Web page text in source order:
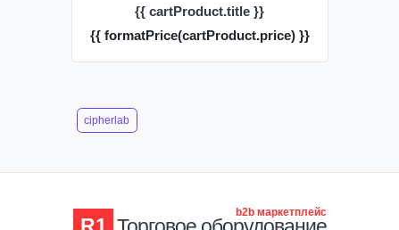
{{ cartProduct.title }}
{{ formatPrice(cartProduct.price) }}
cipherlab
b2b маркетплейс